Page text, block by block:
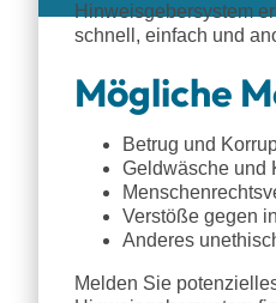
Hinweisgebersystem
schnell, einfach und
Mögliche
Betrug und
Geldwäsche und
Verstöße gegen
Anderes
Melden Sie